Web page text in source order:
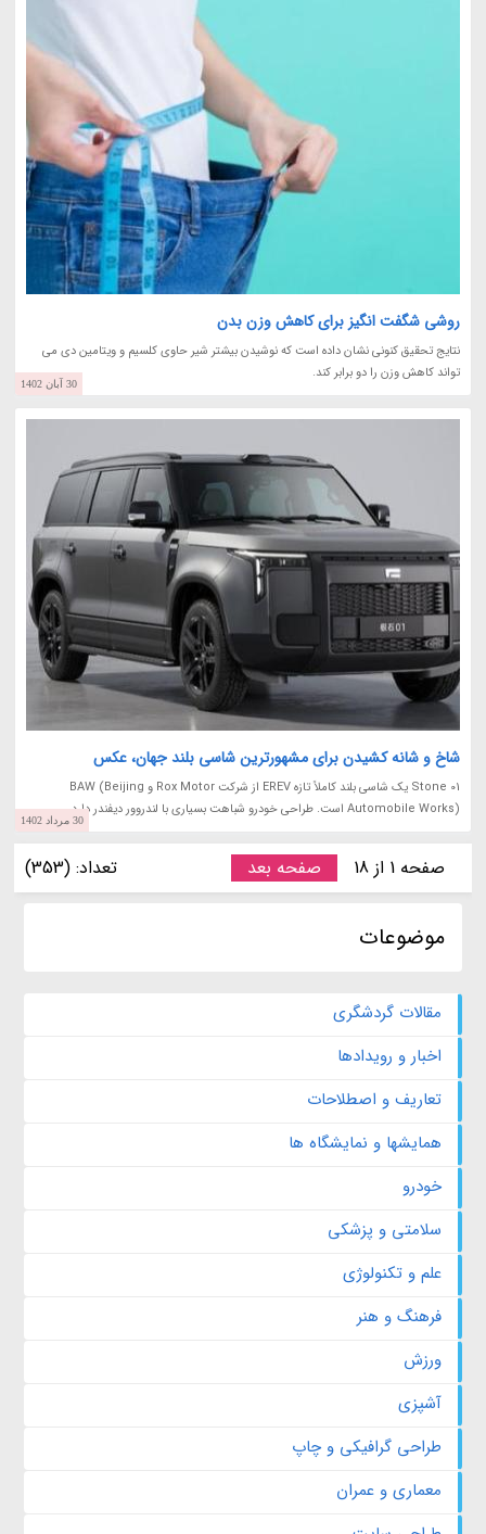
روشی شگفت انگیز برای کاهش وزن بدن
نتایج تحقیق کنونی نشان داده است که نوشیدن بیشتر شیر حاوی کلسیم و ویتامین دی می
تواند کاهش وزن را دو برابر کند.
30 آبان 1402
شاخ و شانه کشیدن برای مشهورترین شاسی بلند جهان، عکس
Stone 01 یک شاسی بلند کاملاً تازه EREV از شرکت Rox Motor و BAW (Beijing
Automobile Works) است. طراحی خودرو شباهت بسیاری با لندروور دیفندر دارد.
30 مرداد 1402
صفحه 1 از 18 صفحه بعد تعداد: (353)
موضوعات
مقالات گردشگری
اخبار و رویدادها
تعاریف و اصطلاحات
همایشها و نمایشگاه ها
خودرو
سلامتی و پزشکی
علم و تکنولوژی
فرهنگ و هنر
ورزش
آشپزی
طراحی گرافیکی و چاپ
معماری و عمران